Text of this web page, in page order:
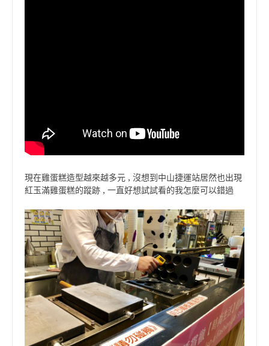
現在雞蛋糕造型越來越多元 , 沒想到中山捷運站居然也出現
紅玉滿雞蛋糕的蹤跡 , 一直好想試試看的我怎麼可以錯過